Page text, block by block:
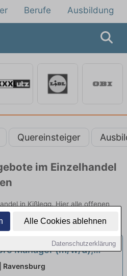
Alle Cookies ablehnen
Datenschutzerklärung
Berufe Ausbildung
Quereinsteiger
im Einzelhandel
in Kißlegg. Hier alle offenen
und Handel vergleichen.
Manager (m/w/d),
Ravensburg (m/w/d)
Ravensburg